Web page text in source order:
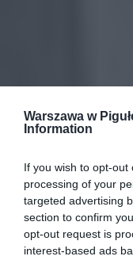
Warszawa w
Information
If you wish to opt-
processing of your
targeted advertising
section to confirm
opt-out request is
interest-based ads